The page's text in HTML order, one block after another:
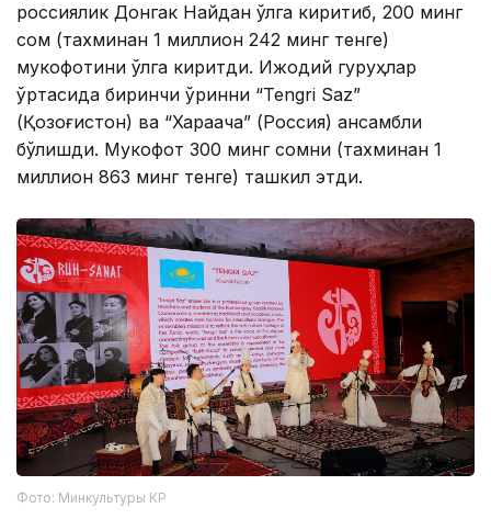
россиялик Донгак Найдан қўлга киритиб, 200 минг
сом (тахминан 1 миллион 242 минг тенге)
мукофотини қўлга киритди. Ижодий гуруҳлар
ўртасида биринчи ўринни “Tengri Saz”
(Қозоғистон) ва “Хараача” (Россия) ансамбли
бўлишди. Мукофот 300 минг сомни (тахминан 1
миллион 863 минг тенге) ташкил этди.
Фото: Минкультуры КР